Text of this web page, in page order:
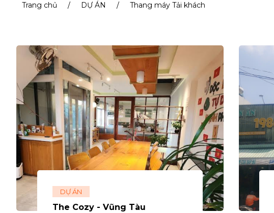
Trang chủ / DỰ ÁN / Thang máy Tải khách
DỰ ÁN
The Cozy - Vũng Tàu